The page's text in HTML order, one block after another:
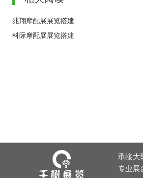
兆翔摩配展展览搭建
科际摩配展展览搭建
承接大
专业展